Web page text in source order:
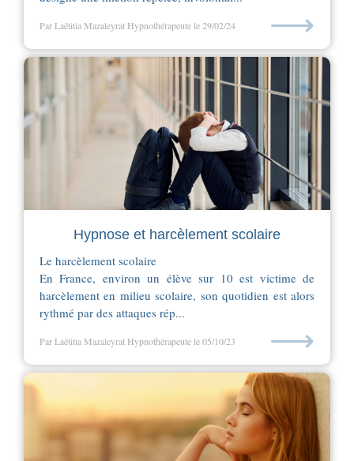
Par Laëtitia Mazaleyrat Hypnothérapeute le 29/02/24 ⟶
Hypnose et harcèlement scolaire
Le harcèlement scolaire
En France, environ un élève sur 10 est victime de
harcèlement en milieu scolaire, son quotidien est alors
rythmé par des attaques rép...
Par Laëtitia Mazaleyrat Hypnothérapeute le 05/10/23 ⟶